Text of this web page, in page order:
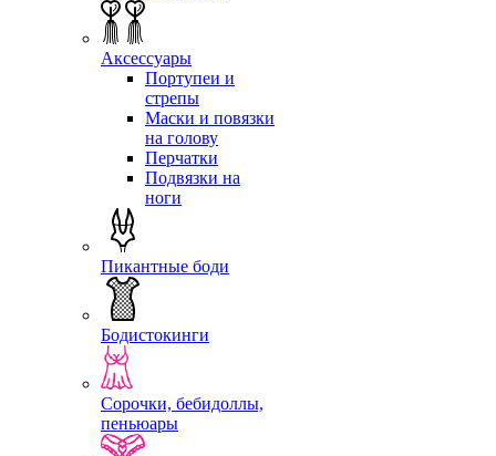
Аксессуары
Портупеи и
стрепы
Маски и повязки
на голову
Перчатки
Подвязки на
ноги
Пикантные боди
Бодистокинги
Сорочки, бебидоллы,
пеньюары